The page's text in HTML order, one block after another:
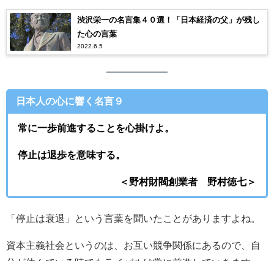
渋沢栄一の名言集４０選！「日本経済の父」が残し
た心の言葉
2022.6.5
日本人の心に響く名言９
常に一歩前進することを心掛けよ。
停止は退歩を意味する。
＜野村財閥創業者 野村徳七＞
「停止は衰退」という言葉を聞いたことがありますよね。
資本主義社会というのは、お互い競争関係にあるので、自